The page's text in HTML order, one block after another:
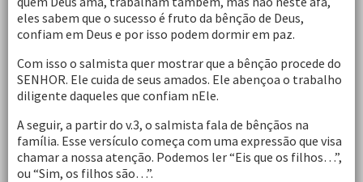
eles sabem que o sucesso é fruto da bênção de Deus,
confiam em Deus e por isso podem dormir em paz.
Com isso o salmista quer mostrar que a bênção procede do
SENHOR. Ele cuida de seus amados. Ele abençoa o trabalho
diligente daqueles que confiam nEle.
A seguir, a partir do v.3, o salmista fala de bênçãos na
família. Esse versículo começa com uma expressão que visa
chamar a nossa atenção. Podemos ler “Eis que os filhos…”,
ou “Sim, os filhos são…”.